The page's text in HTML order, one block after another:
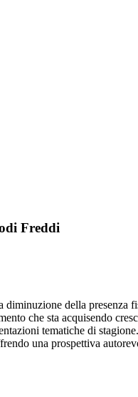
Freddi
della presenza
che sta acquisendo
tematiche di
una prospettiva